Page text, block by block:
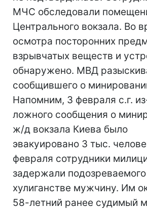
МЧС обследовали
Центрального вокзала. Во
осмотра посторонних
взрывчатых веществ и
обнаружено. МВД
сообщившего о
Напомним, 3 февраля с.г.
ложного сообщения о
ж/д вокзала Киева было
эвакуировано 3 тыс.
февраля сотрудники
задержали
хулиганстве мужчину. Им
58-летний ранее судимый